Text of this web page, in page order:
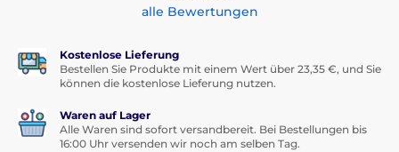
alle Bewertungen
Kostenlose Lieferung
Bestellen Sie Produkte mit einem Wert über 23,35 €, und Sie
können die kostenlose Lieferung nutzen.
Waren auf Lager
Alle Waren sind sofort versandbereit. Bei Bestellungen bis
16:00 Uhr versenden wir noch am selben Tag.